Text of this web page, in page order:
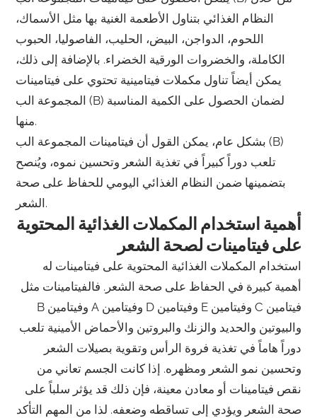
النظام الغذائي بتناول الأطعمة الغنية بها مثل الأسماك،
اللحوم، الدواجن، البيض، الحليب، الفاصوليا، الحبوب
الكاملة، والخضروات الورقية الخضراء. بالإضافة إلى ذلك،
يمكن أيضاً تناول مكملات فيتامينية تحتوي على فيتامينات
المجموعة الب (B) لضمان الحصول على الكمية المناسبة
منها.
بشكل عام، يمكن القول أن فيتامينات المجموعة الب (B)
تلعب دوراً كبيراً في تغذية الشعر وتحسين نموه، ويُنصح
بتضمينها ضمن النظام الغذائي اليومي للحفاظ على صحة
الشعر.
أهمية استخدام المكملات الغذائية المحتوية
على فيتامينات لصحة الشعر
استخدام المكملات الغذائية المحتوية على فيتامينات له
أهمية كبيرة في الحفاظ على صحة الشعر. فالفيتامينات مثل
فيتامين C وفيتامين E وفيتامين D وفيتامين A وفيتامين B
والبيوتين والحديد والزنك والبروتين والأحماض الأمينية تلعب
دوراً هاماً في تغذية فروة الرأس وتقوية بصيلات الشعر
وتحسين نمو الشعر ومظهره. إذا كانت الجسم تعاني من
نقص فيتامينات أو معادن معينة، فإن ذلك قد يؤثر سلباً على
صحة الشعر ويؤدي إلى تساقطه وضعفه. لذا من المهم التأكد